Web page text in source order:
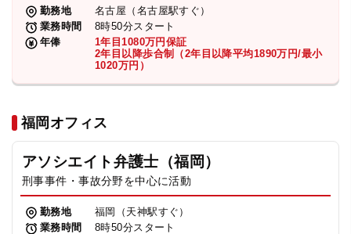
勤務地
名古屋（名古屋駅すぐ）
業務時間
8時50分スタート
年俸
1年目1080万円保証
2年目以降歩合制（2年目以降平均1890万円/最小
1020万円）
福岡オフィス
アソシエイト弁護士（福岡）
刑事事件・事故分野を中心に活動
勤務地
福岡（天神駅すぐ）
業務時間
8時50分スタート